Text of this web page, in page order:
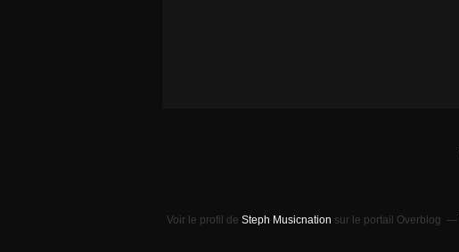
Voir le profil de Steph Musicnation sur le portail Overblog